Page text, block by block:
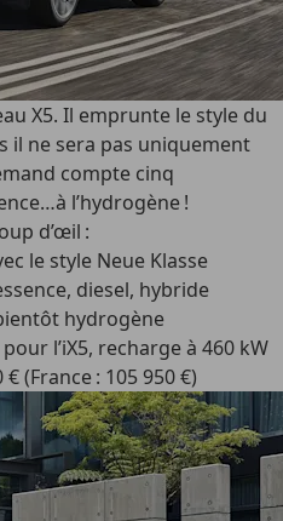
X5. Il emprunte le style du
il ne sera pas uniquement
compte cinq
l’hydrogène !
d’œil :
le style Neue Klasse
diesel, hybride
hydrogène
l’iX5, recharge à 460 kW
(France : 105 950 €)